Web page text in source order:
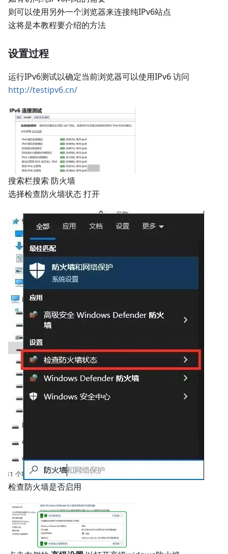
则可以使用另外一个浏览器来连接纯IPv6站点
这将是本教程要介绍的方法
设置过程
运行IPv6测试以确定当前浏览器可以使用IPv6 访问
http://testipv6.cn/
搜索栏搜索 防火墙
选择检查防火墙状态 打开
检查防火墙是否启用